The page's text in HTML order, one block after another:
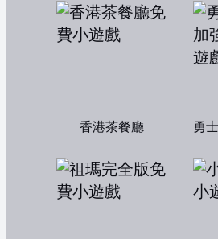
香港茶餐廳